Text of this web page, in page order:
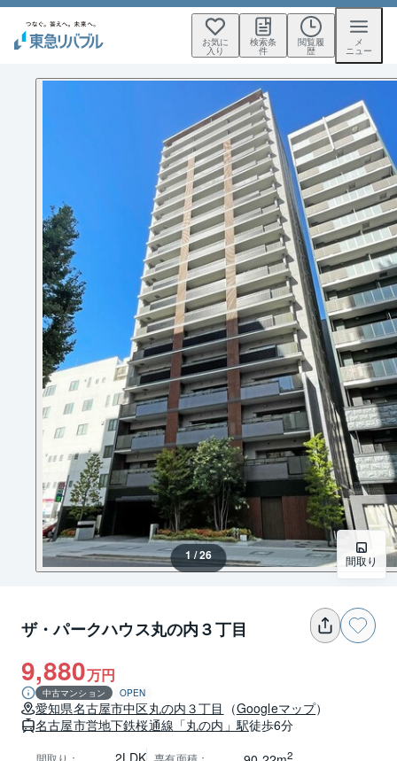
お気に
入り
検索条
件
閲覧履
歴
メ
ニュー
1 / 26 間取り
ザ・パークハウス丸の内３丁目
9,880万円
中古マンション OPEN
愛知県名古屋市中区丸の内３丁目 （Googleマップ）
名古屋市営地下鉄桜通線 「丸の内」駅徒歩6分
間取り ： 専有面積： 2